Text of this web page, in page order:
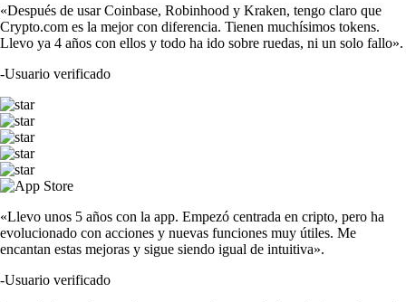
«Después de usar Coinbase, Robinhood y Kraken, tengo claro que
Crypto.com es la mejor con diferencia. Tienen muchísimos tokens.
Llevo ya 4 años con ellos y todo ha ido sobre ruedas, ni un solo fallo».
-Usuario verificado
«Llevo unos 5 años con la app. Empezó centrada en cripto, pero ha
evolucionado con acciones y nuevas funciones muy útiles. Me
encantan estas mejoras y sigue siendo igual de intuitiva».
-Usuario verificado